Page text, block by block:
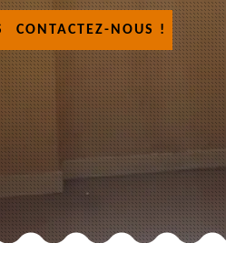
CONTACTEZ-NOUS !